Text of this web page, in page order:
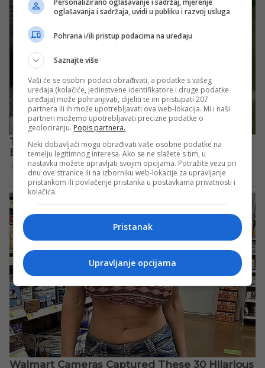
Personalizirano oglašavanje i sadržaj, mjerenje
oglašavanja i sadržaja, uvidi u publiku i razvoj usluga
Pohrana i/ili pristup podacima na uređaju
Saznajte više
Vaši će se osobni podaci obrađivati, a podatke s vašeg
uređaja (kolačiće, jedinstvene identifikatore i druge podatke
uređaja) može pohranjivati, dijeliti te im pristupati 207
partnera ili ih može upotrebljavati ova web-lokacija. Mi i naši
partneri možemo upotrebljavati precizne podatke o
geolociranju. Popis partnera.
Neki dobavljači mogu obrađivati vaše osobne podatke na
temelju legitimnog interesa. Ako se ne slažete s tim, u
nastavku možete upravljati svojim opcijama. Potražite vezu pri
dnu ove stranice ili na izborniku web-lokacije za upravljanje
pristankom ili povlačenje pristanka u postavkama privatnosti i
kolačića.
Pristanak
Upravljanje opcijama